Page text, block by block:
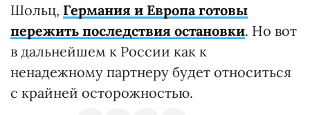
Шольц, Германия и Европа готовы
пережить последствия остановки. Но вот
в дальнейшем к России как к
ненадежному партнеру будет относиться
с крайней осторожностью.